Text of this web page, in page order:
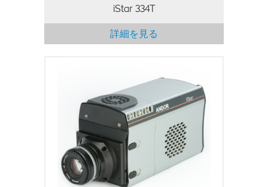
iStar 334T
詳細を見る
の画素マトリクスサイズで）競合する
CCDまたはインターラインプラットフォ
ームより50%以上高速のフレームレートを
誇ると同時に、本質的に低いノイズフロア
ーを実現しています。インテンシファイア
の増幅ゲインを下げることでＳ/Ｎ比の改
善を実現し、他社には類を見ないダイナミ
ックレンジ性能を達成しています。また、
「デュアルフレーム」機能も備えており、